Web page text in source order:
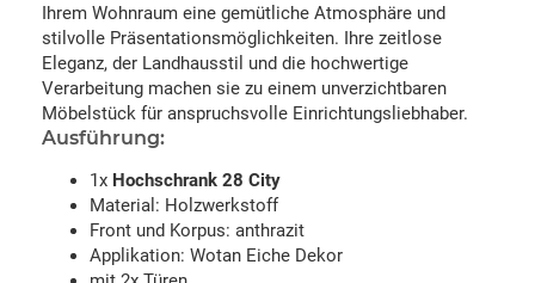
Ihrem Wohnraum eine gemütliche Atmosphäre und
stilvolle Präsentationsmöglichkeiten. Ihre zeitlose
Eleganz, der Landhausstil und die hochwertige
Verarbeitung machen sie zu einem unverzichtbaren
Möbelstück für anspruchsvolle Einrichtungsliebhaber.
Ausführung:
1x Hochschrank 28 City
Material: Holzwerkstoff
Front und Korpus: anthrazit
Applikation: Wotan Eiche Dekor